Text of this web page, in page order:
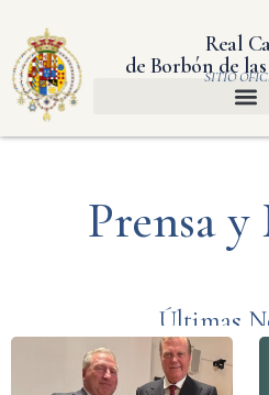
Real
de Borbón de
SITIO
Prensa
Últimas